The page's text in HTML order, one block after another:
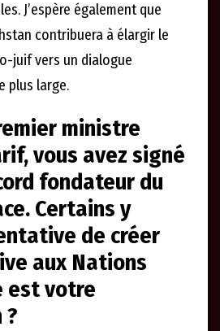
J’espère également que
contribuera à élargir le
juif vers un dialogue
plus large.
ministre
vous avez signé
fondateur du
Certains y
de créer
aux Nations
est votre
?